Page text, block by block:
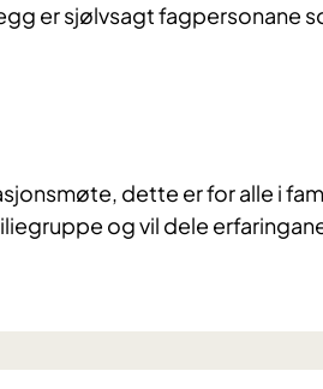
er sjølvsagt fagpersonane
dette er for alle i
og vil dele